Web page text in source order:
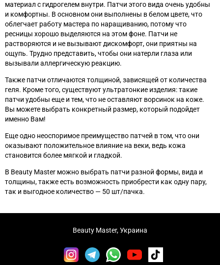
материал с гидрогелем внутри. Патчи этого вида очень удобны
и комфортны. В основном они выполнены в белом цвете, что
облегчает работу мастера по наращиванию, потому что
ресницы хорошо выделяются на этом фоне. Патчи не
растворяются и не вызывают дискомфорт, они приятны на
ощупь. Трудно представить, чтобы они натерли глаза или
вызывали аллергическую реакцию.
Также патчи отличаются толщиной, зависящей от количества
геля. Кроме того, существуют ультратонкие изделия: такие
патчи удобны еще и тем, что не оставляют ворсинок на коже.
Вы можете выбрать конкретный размер, который подойдет
именно Вам!
Еще одно неоспоримое преимущество патчей в том, что они
оказывают положительное влияние на веки, ведь кожа
становится более мягкой и гладкой.
В Beauty Master можно выбрать патчи разной формы, вида и
толщины, также есть возможность приобрести как одну пару,
так и выгодное количество — 50 шт/пачка.
Beauty Master, Украина